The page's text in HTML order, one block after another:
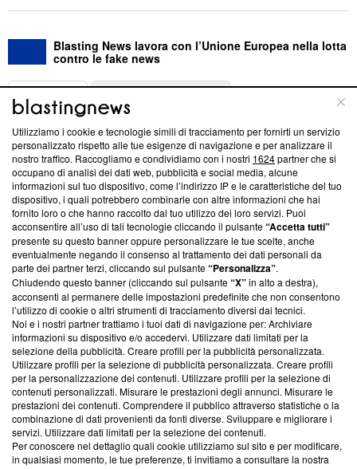
Blasting News lavora con l’Unione Europea nella lotta
contro le fake news
ABOUT
Questa sezione offre informazioni trasparenti su Blasting
News, sui nostri processi editoriali e su come ci impegniamo a
creare news di qualità. Inoltre, afferma la nostra aderenza a
‘Trust Project - News with Integrity’Blasting News non è
ancora membro del programma, ma ha richiesto di farne
parte; Trust Project non ha ancora effettuato una verifica di
conformità agli standard.
Su di noi
Team editoriale
Corporate
Redazione
Informativa Privacy
Cookie Policy
Blasting SA, IDI CHE-247.845.224, Via Carlo Frasca, 3 - 6900
Lugano (Svizzera) Tel:+39 0690258937
Utilizziamo i cookie e tecnologie simili di tracciamento per fornirti un servizio
personalizzato rispetto alle tue esigenze di navigazione e per analizzare il
nostro traffico. Raccogliamo e condividiamo con i nostri 1624partner che si
occupano di analisi dei dati web, pubblicità e social media, alcune
informazioni sul tuo dispositivo, come l’indirizzo IP e le caratteristiche del tuo
dispositivo, i quali potrebbero combinarle con altre informazioni che hai
fornito loro o che hanno raccolto dal tuo utilizzo dei loro servizi. Puoi
acconsentire all’uso di tali tecnologie cliccando il pulsante“Accetta tutti”
presente su questo banner oppure personalizzare le tue scelte, anche
eventualmente negando il consenso al trattamento dei dati personali da
parte dei partner terzi, cliccando sul pulsante“Personalizza”.
Chiudendo questo banner (cliccando sul pulsante“X”in alto a destra),
acconsenti al permanere delle impostazioni predefinite che non consentono
l’utilizzo di cookie o altri strumenti di tracciamento diversi dai tecnici.
Noi e i nostri partner trattiamo i tuoi dati di navigazione per: Archiviare
informazioni su dispositivo e/o accedervi. Utilizzare dati limitati per la
selezione della pubblicità. Creare profili per la pubblicità personalizzata.
Utilizzare profili per la selezione di pubblicità personalizzata. Creare profili
per la personalizzazione dei contenuti. Utilizzare profili per la selezione di
contenuti personalizzati. Misurare le prestazioni degli annunci. Misurare le
prestazioni dei contenuti. Comprendere il pubblico attraverso statistiche o la
combinazione di dati provenienti da fonti diverse. Sviluppare e migliorare i
servizi. Utilizzare dati limitati per la selezione dei contenuti.
Per conoscere nel dettaglio quali cookie utilizziamo sul sito e per modificare,
in qualsiasi momento, le tue preferenze, ti invitiamo a consultare la nostra